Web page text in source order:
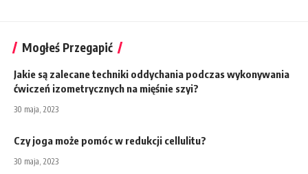
Mogłeś Przegapić
Jakie są zalecane techniki oddychania podczas wykonywania
ćwiczeń izometrycznych na mięśnie szyi?
30 maja, 2023
Czy joga może pomóc w redukcji cellulitu?
30 maja, 2023